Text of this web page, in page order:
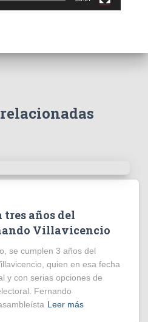
tres años del
Villavicencio
se cumplen 3 años del
quien en esa fecha
y con serias opciones de
Fernando
Leer más